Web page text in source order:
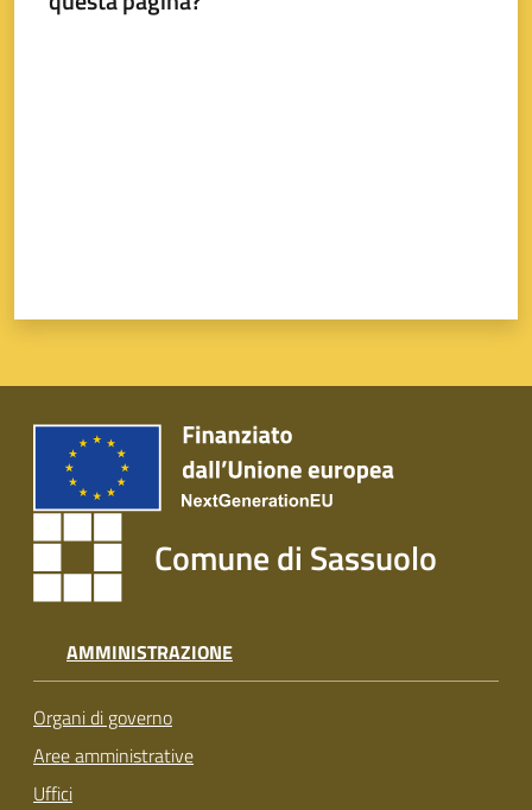
Comune di Sassuolo
AMMINISTRAZIONE
Organi di governo
Aree amministrative
Uffici